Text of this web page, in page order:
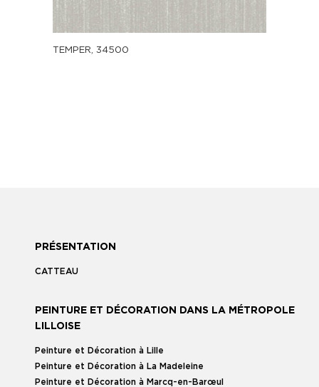
TEMPER, 34500
PRÉSENTATION
CATTEAU
PEINTURE ET DÉCORATION DANS LA MÉTROPOLE
LILLOISE
Peinture et Décoration à Lille
Peinture et Décoration à La Madeleine
Peinture et Décoration à Marcq-en-Barœul